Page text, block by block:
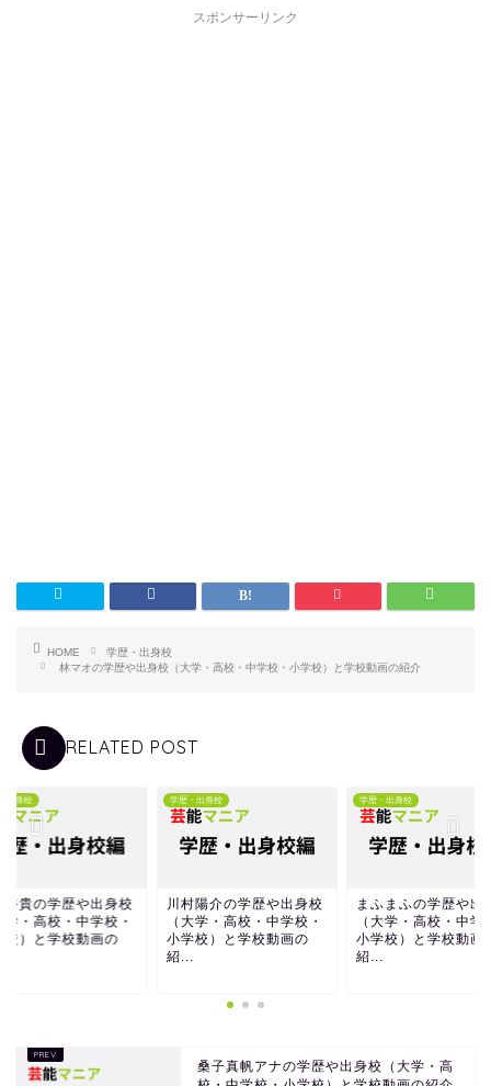
スポンサーリンク
HOME
学歴・出身校
林マオの学歴や出身校（大学・高校・中学校・小学校）と学校動画の紹介
RELATED POST
出身校
裕貴の学歴や出身校
学・高校・中学校・
校）と学校動画の
学歴・出身校
川村陽介の学歴や出身校
（大学・高校・中学校・
小学校）と学校動画の
紹...
学歴・出身校
まふまふの学歴や出
（大学・高校・中学
小学校）と学校動画
紹...
桑子真帆アナの学歴や出身校（大学・高